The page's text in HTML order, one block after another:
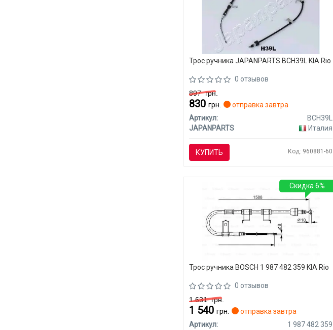
Трос ручника JAPANPARTS BCH39L KIA Rio
0 отзывов
897грн.
830 грн.
отправка завтра
Артикул:
BCH39L
JAPANPARTS
Италия
КУПИТЬ Код: 960881-60
Трос ручника BOSCH 1 987 482 359 KIA Rio
0 отзывов
1 631грн.
1 540 грн.
отправка завтра
Артикул:
1 987 482 359
Скидка 6%